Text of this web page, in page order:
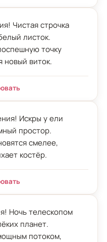
Чистая строчка
листок.
точку
новый виток.
Искры у ели
простор.
смелее,
костёр.
Ночь телескопом
планет.
потоком,